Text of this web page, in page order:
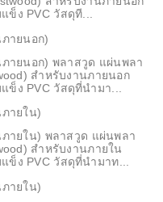
ง PVC วัสดุที...
ายนอก)
ายนอก) พลาสวูด แผ่นพลา
สำหรับงานภายนอก
ง PVC วัสดุที่นำมา...
ายใน)
ายใน) พลาสวูด แผ่นพลา
สำหรับงานภายใน
ง PVC วัสดุที่นำมาท...
ายใน)